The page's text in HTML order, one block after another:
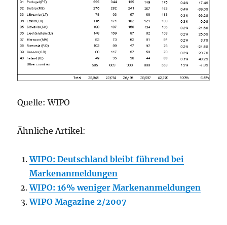
Quelle: WIPO
Ähnliche Artikel:
WIPO: Deutschland bleibt führend bei
Markenanmeldungen
WIPO: 16% weniger Markenanmeldungen
WIPO Magazine 2/2007